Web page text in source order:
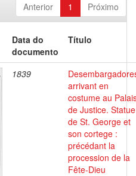
Anterior 1 Próximo
Data do
documento
Título
1839
arrivant en
costume au
de Justice. Statue
de St. George et
son cortege :
précédant la
procession de la
Fête-Dieu